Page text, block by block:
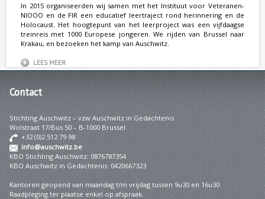
In 2015 organiseerden wij samen met het Instituut voor Veteranen-
NIOOO en de FIR een educatief leertraject rond herinnering en de
Holocaust. Het hoogtepunt van het leerproject was een vijfdaagse
treinreis met 1000 Europese jongeren. We rijden van Brussel naar
Krakau, en bezoeken het kamp van Auschwitz.
LEES MEER
Contact
Stichting Auschwitz – vzw Auschwitz in Gedachtenis
Wolstraat 17/Bus 50 – B-1000 Brussel
+32 (0)2 512 79 98
info@auschwitz.be
KBO Stichting Auschwitz: 0876787354
KBO Auschwitz in Gedachtenis: 0420667323
Kantoren geopend van maandag t/m vrijdag tussen 9u30 en 16u30.
Raadpleging ter plaatse enkel op afspraak.